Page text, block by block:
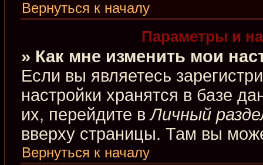
Вернуться к началу
Параметры и
» Как мне изменить мои
Если вы являетесь
настройки хранятся в базе
их, перейдите вЛичный
вверху страницы. Там вы
Вернуться к началу